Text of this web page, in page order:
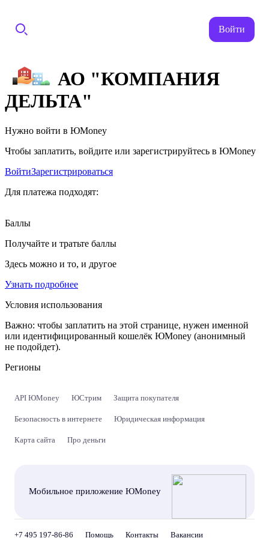
Войти
АО "КОМПАНИЯ
ДЕЛЬТА"
Нужно войти в ЮMoney
Чтобы заплатить, войдите или зарегистрируйтесь в ЮMoney
ВойтиЗарегистрироваться
Для платежа подходят:
Баллы
Получайте и тратьте баллы
Здесь можно и то, и другое
Узнать подробнее
Условия использования
Важно: чтобы заплатить на этой странице, нужен именной
или идентифицированный кошелёк ЮMoney (анонимный
не подойдет).
Регионы
API ЮMoney ЮСтрим Защита покупателя
Безопасность в интернете Юридическая информация
Карта сайта Про деньги
Мобильное приложение ЮMoney
+7 495 197-86-86 Помощь Контакты Вакансии